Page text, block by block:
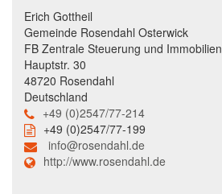
Erich Gottheil
Gemeinde Rosendahl Osterwick
FB Zentrale Steuerung und
Hauptstr. 30
48720 Rosendahl
Deutschland
+49 (0)2547/77-214
+49 (0)2547/77-199
info@rosendahl.de
http://www.rosendahl.de